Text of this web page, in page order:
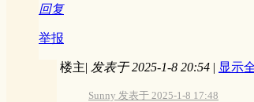
回复
举报
楼主| 发表于 2025-1-8 20:54 | 显示
Sunny 发表于 2025-1-8 17:48